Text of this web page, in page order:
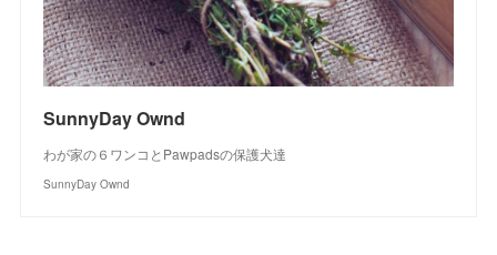
SunnyDay Ownd
わが家の６ワンコとPawpadsの保護犬達
SunnyDay Ownd